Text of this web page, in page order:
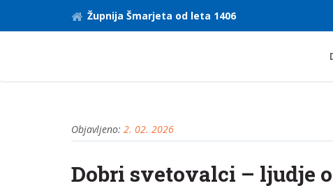
Župnija Šmarjeta od leta 1406
Objavljeno: 2. 02. 2026
Dobri svetovalci – ljudje